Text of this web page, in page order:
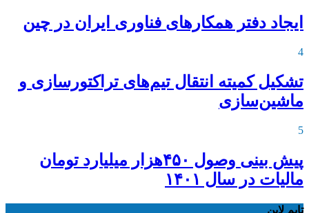
ایجاد دفتر همکارهای فناوری ایران در چین
4
تشکیل کمیته انتقال تیم‌های تراکتورسازی و
ماشین‌سازی
5
پیش بینی وصول ۴۵۰هزار میلیارد تومان
مالیات در سال ۱۴۰۱
تایم لاین